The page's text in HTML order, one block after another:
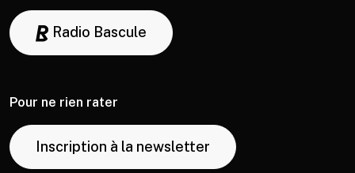
Radio Bascule
Pour ne rien rater
Inscription à la newsletter